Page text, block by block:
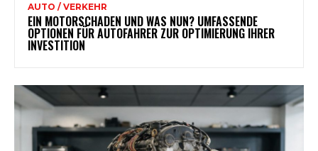
AUTO / VERKEHR
EIN MOTORSCHADEN UND WAS NUN? UMFASSENDE
OPTIONEN FÜR AUTOFAHRER ZUR OPTIMIERUNG IHRER
INVESTITION